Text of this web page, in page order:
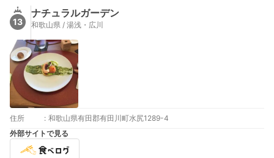
13
ナチュラルガーデン
和歌山県 / 湯浅・広川
住所 : 和歌山県有田郡有田川町水尻1289-4
外部サイトで見る